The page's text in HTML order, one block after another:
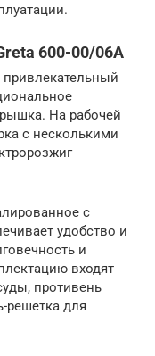
600-00/06А
На рабочей
с несколькими
с
удобство и
и
входят
противень
решетка для